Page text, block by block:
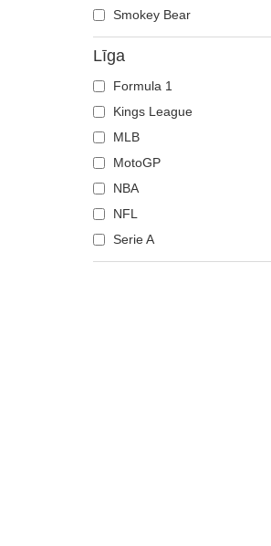
Zamasu
Smokey Bear
Līga
Formula 1
Kings League
MLB
MotoGP
NBA
NFL
Serie A